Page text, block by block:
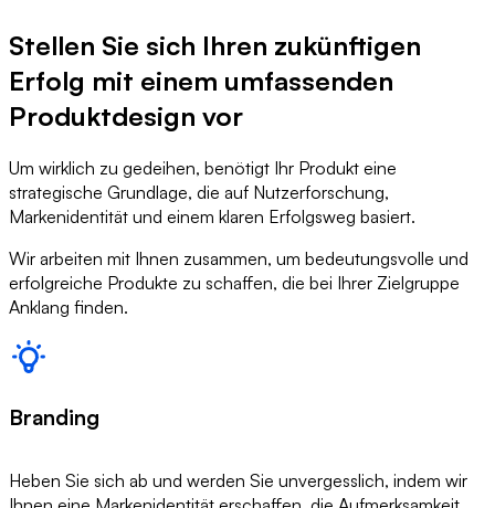
Stellen Sie sich Ihren zukünftigen
Erfolg mit einem umfassenden
Produktdesign vor
Um wirklich zu gedeihen, benötigt Ihr Produkt eine
strategische Grundlage, die auf Nutzerforschung,
Markenidentität und einem klaren Erfolgsweg basiert.
Wir arbeiten mit Ihnen zusammen, um bedeutungsvolle und
erfolgreiche Produkte zu schaffen, die bei Ihrer Zielgruppe
Anklang finden.
Branding
Heben Sie sich ab und werden Sie unvergesslich, indem wir